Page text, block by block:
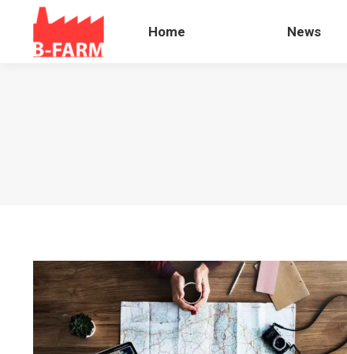
Home News
Home